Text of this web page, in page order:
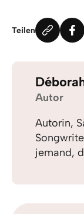
Teilen
Autor
Autorin,
jemand,